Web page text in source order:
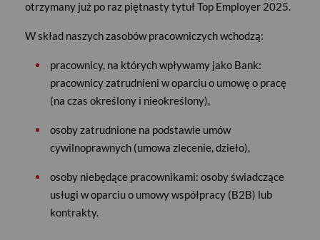
otrzymany już po raz piętnasty tytuł Top Employer 2025.
W skład naszych zasobów pracowniczych wchodzą:
pracownicy, na których wpływamy jako Bank:
pracownicy zatrudnieni w oparciu o umowę o pracę
(na czas określony i nieokreślony),
osoby zatrudnione na podstawie umów
cywilnoprawnych (umowa zlecenie, dzieło),
osoby niebędące pracownikami: osoby świadczące
usługi w oparciu o umowy współpracy (B2B) lub
kontrakty.